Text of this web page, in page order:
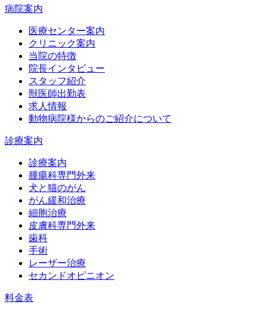
病院案内
医療センター案内
クリニック案内
当院の特徴
院長インタビュー
スタッフ紹介
獣医師出勤表
求人情報
動物病院様からのご紹介について
診療案内
診療案内
腫瘍科専門外来
犬と猫のがん
がん緩和治療
細胞治療
皮膚科専門外来
歯科
手術
レーザー治療
セカンドオピニオン
料金表